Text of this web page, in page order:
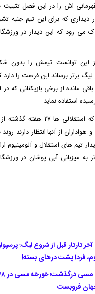
اش را در این فصل تثبیت
که برای این تیم جنبه
می رود که این دیدار در
این توانست تیمش را بدون
برتر برساند این فرصت را دارد
مانده از برخی بازیکنانی که
استفاده نماید.
این در حالی است که استقلالی
از آنها انتظار دارند
به میزبانی آبی پوشان در
تارتار قبل از شروع لیگ؛
فردا پشت درهای بسته!
فروبست